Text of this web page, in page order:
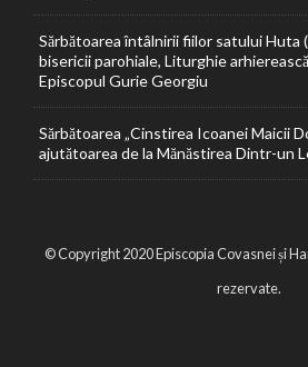
Sărbătoarea întâlnirii fiilor satului Huta
bisericii parohiale, Liturghie
Episcopul Gurie Georgiu
Sărbătoarea „Cinstirea Icoanei Maicii
ajutătoarea de la Mănăstirea Dintr-un
© Copyright 2020 Episcopia Covasnei și
rezervate.